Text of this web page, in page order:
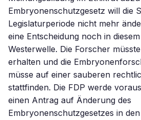
Embryonenschutzgesetz will die
Legislaturperiode nicht mehr
eine Entscheidung noch in
Westerwelle. Die Forscher
erhalten und die
müsse auf einer sauberen
stattfinden. Die FDP werde
einen Antrag auf Änderung des
Embryonenschutzgesetzes in